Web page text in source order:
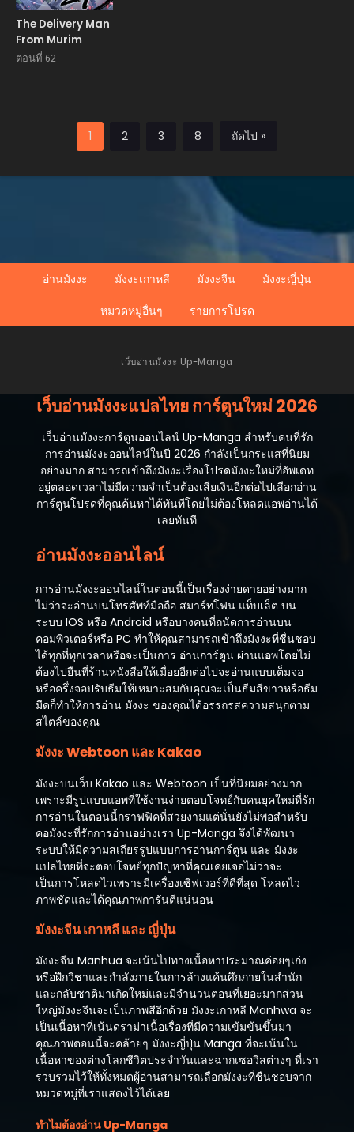
The Delivery Man
From Murim
ตอนที่ 62
1 2 3 8 ถัดไป »
อ่านมังงะ มังงะเกาหลี มังงะจีน
มังงะญี่ปุ่น
หมวดหมู่อื่นๆ
รายการโปรด
เว็บอ่านมังงะ Up-Manga
เว็บอ่านมังงะแปลไทย การ์ตูนใหม่ 2026
เว็บอ่านมังงะการ์ตูนออนไลน์ Up-Manga สำหรับคนที่รัก
การอ่านมังงะออนไลน์ในปี 2026 กำลังเป็นกระแสที่นิยม
อย่างมาก สามารถเข้าถึงมังงะเรื่องโปรดมังงะใหม่ที่อัพเดท
อยู่ตลอดเวลาไม่มีความจำเป็นต้องเสียเงินอีกต่อไปเลือกอ่าน
การ์ตูนโปรดที่คุณค้นหาได้ทันทีโดยไม่ต้องโหลดแอพอ่านได้
เลยทันที
อ่านมังงะออนไลน์
การอ่านมังงะออนไลน์ในตอนนี้เป็นเรื่องง่ายดายอย่างมาก
ไม่ว่าจะอ่านบนโทรศัพท์มือถือ สมาร์ทโฟน แท็บเล็ต บน
ระบบ IOS หรือ Android หรือบางคนที่ถนัดการอ่านบน
คอมพิวเตอร์หรือ PC ทำให้คุณสามารถเข้าถึงมังงะที่ชื่นชอบ
ได้ทุกที่ทุกเวลาหรือจะเป็นการ อ่านการ์ตูน ผ่านแอพโดยไม่
ต้องไปยืนที่ร้านหนังสือให้เมื่อยอีกต่อไปจะอ่านแบบเต็มจอ
หรือครึ่งจอปรับธีมให้เหมาะสมกับคุณจะเป็นธีมสีขาวหรือธีม
มืดก็ทำให้การอ่าน มังงะ ของคุณได้อรรถรสความสนุกตาม
สไตล์ของคุณ
มังงะ Webtoon และ Kakao
มังงะบนเว็บ Kakao และ Webtoon เป็นที่นิยมอย่างมาก
เพราะมีรูปแบบแอพที่ใช้งานง่ายตอบโจทย์กับคนยุคใหม่ที่รัก
การอ่านในตอนนี้กราฟฟิคที่สวยงามแต่นั่นยังไม่พอสำหรับ
คอมังงะที่รักการอ่านอย่างเรา Up-Manga จึงได้พัฒนา
ระบบให้มีความสเถียรรูปแบบการอ่านการ์ตูน และ มังงะ
แปลไทยที่จะตอบโจทย์ทุกปัญหาที่คุณเคยเจอไม่ว่าจะ
เป็นการโหลดไวเพราะมีเครื่องเซิฟเวอร์ที่ดีที่สุด โหลดไว
ภาพชัดและได้คุณภาพการันตีแน่นอน
มังงะจีน เกาหลี และ ญี่ปุ่น
มังงะจีน Manhua จะเน้นไปทางเนื้อหาประมาณค่อยๆเก่ง
หรือฝึกวิชาและกำลังภายในการล้างแค้นศึกภายในสำนัก
และกลับชาติมาเกิดใหม่และมีจำนวนตอนที่เยอะมากส่วน
ใหญ่มังงะจีนจะเป็นภาพสีอีกด้วย มังงะเกาหลี Manhwa จะ
เป็นเนื้อหาที่เน้นดราม่าเนื้อเรื่องที่มีความเข้มข้นขึ้นมา
คุณภาพตอนนี้จะคล้ายๆ มังงะญี่ปุ่น Manga ที่จะเน้นใน
เนื้อหาของต่างโลกชีวิตประจำวันและฉากเซอวิสต่างๆ ที่เรา
รวบรวมไว้ให้ทั้งหมดผู้อ่านสามารถเลือกมังงะที่ชืนชอบจาก
หมวดหมู่ที่เราแสดงไว้ได้เลย
ทำไมต้องอ่าน Up-Manga